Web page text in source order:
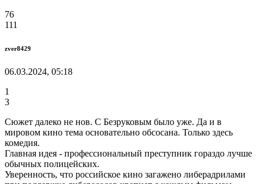
76
111
zver8429
06.03.2024, 05:18
1
3
Сюжет далеко не нов. С Безруковым было уже. Да и в
мировом кино тема основательно обсосана. Только здесь
комедия.
Главная идея - профессиональный преступник гораздо лучше
обычных полицейских.
Уверенность, что российское кино загажено либерадрилами